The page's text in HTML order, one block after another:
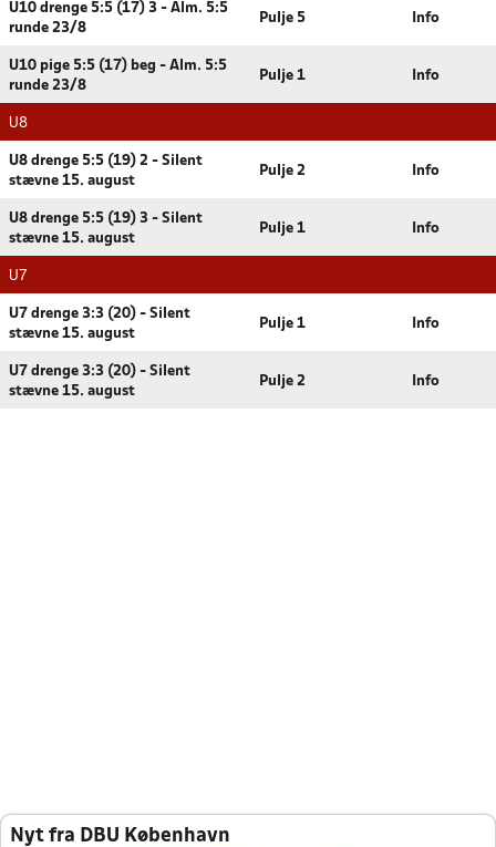
U10 drenge 5:5 (17) 3 - Alm. 5:5
runde 23/8
Pulje 5 Info
U10 pige 5:5 (17) beg - Alm. 5:5
runde 23/8
Pulje 1 Info
U8
U8 drenge 5:5 (19) 2 - Silent
stævne 15. august
Pulje 2 Info
U8 drenge 5:5 (19) 3 - Silent
stævne 15. august
Pulje 1 Info
U7
U7 drenge 3:3 (20) - Silent
stævne 15. august
Pulje 1 Info
U7 drenge 3:3 (20) - Silent
stævne 15. august
Pulje 2 Info
Nyt fra DBU København